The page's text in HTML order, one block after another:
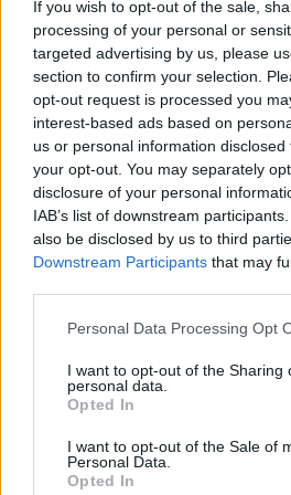
If you wish to opt-out of the sale,
processing of your personal or
targeted advertising by us, please
section to confirm your selection.
opt-out request is processed you
interest-based ads based on
us or personal information
your opt-out. You may separately
disclosure of your personal
IAB’s list of downstream
also be disclosed by us to third
Downstream Participants that may
Personal Data Processing Opt
I want to opt-out of the Sharing
personal data.
Opted In
I want to opt-out of the Sale of
Personal Data.
Opted In
οικονομία είναι πλέον σε
ο δείκτης εμπιστοσύνης
ενισχυμένος. Η χώρα
προοπτικές ανάπτυξης με